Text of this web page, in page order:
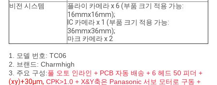
보
호
정
비전 시스템
플라이 카메라 x 6 (부품 크기 적용 가능:
16mmx16mm);
IC 카메라 x 1 (부품 크기 적용 가능:
36mmx36mm);
마크 카메라 x 2
1. 모델 번호: TC06
2. 브랜드: Charmhigh
3. 주요 구성:풀 오토 인라인 + PCB 자동 배송 + 6 헤드 50 피더 +
(xy)+30μm, CPK>1.0 + X&Y축은 Panasonic 서보 모터로 구동 +